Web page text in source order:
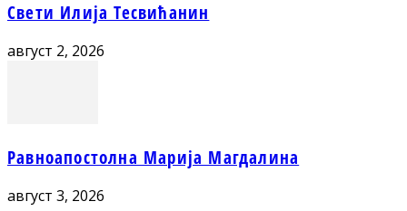
Свети Илија Тесвићанин
август 2, 2026
Равноапостолна Марија Магдалина
август 3, 2026